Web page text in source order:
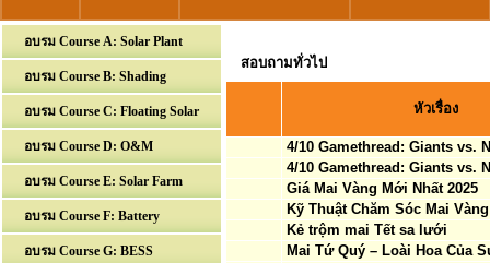
อบรม Course A: Solar Plant
อบรม Course B: Shading
อบรม Course C: Floating Solar
อบรม Course D: O&M
อบรม Course E: Solar Farm
อบรม Course F: Battery
อบรม Course G: BESS
สอบถามทั่วไป
หัวเรื่อง
4/10 Gamethread: Giants vs.
4/10 Gamethread: Giants vs.
Giá Mai Vàng Mới Nhất 2025
Kỹ Thuật Chăm Sóc Mai Vàng
Kẻ trộm mai Tết sa lưới
Mai Tứ Quý – Loài Hoa Của